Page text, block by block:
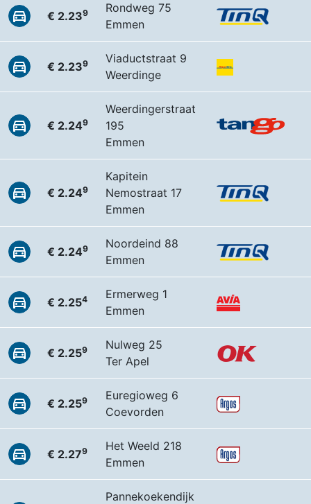
€ 2.239
Rondweg 75
Emmen
€ 2.239
Viaductstraat 9
Weerdinge
€ 2.249
Weerdingerstraat
195
Emmen
€ 2.249
Kapitein
Nemostraat 17
Emmen
€ 2.249
Noordeind 88
Emmen
€ 2.254
Ermerweg 1
Emmen
€ 2.259
Nulweg 25
Ter Apel
€ 2.259
Euregioweg 6
Coevorden
€ 2.279
Het Weeld 218
Emmen
Pannekoekendijk